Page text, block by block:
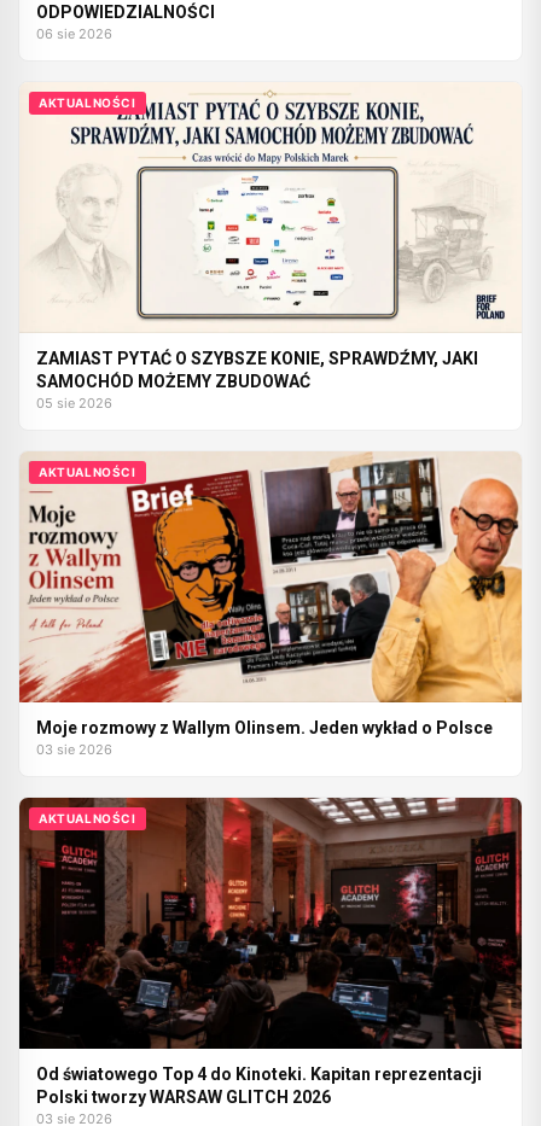
ODPOWIEDZIALNOŚCI
06 sie 2026
AKTUALNOŚCI
ZAMIAST PYTAĆ O SZYBSZE KONIE, SPRAWDŹMY, JAKI
SAMOCHÓD MOŻEMY ZBUDOWAĆ
05 sie 2026
AKTUALNOŚCI
Moje rozmowy z Wallym Olinsem. Jeden wykład o Polsce
03 sie 2026
AKTUALNOŚCI
Od światowego Top 4 do Kinoteki. Kapitan reprezentacji
Polski tworzy WARSAW GLITCH 2026
03 sie 2026